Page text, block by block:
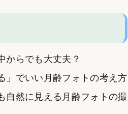
からでも大丈夫？
」でいい月齢フォトの考え方
自然に見える月齢フォトの撮